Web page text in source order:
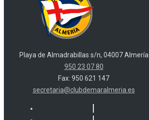
Playa de Almadrabillas s/n, 04007 Almería
950 23 07 80
Fax: 950 621 147
secretaria@clubdemaralmeria.es